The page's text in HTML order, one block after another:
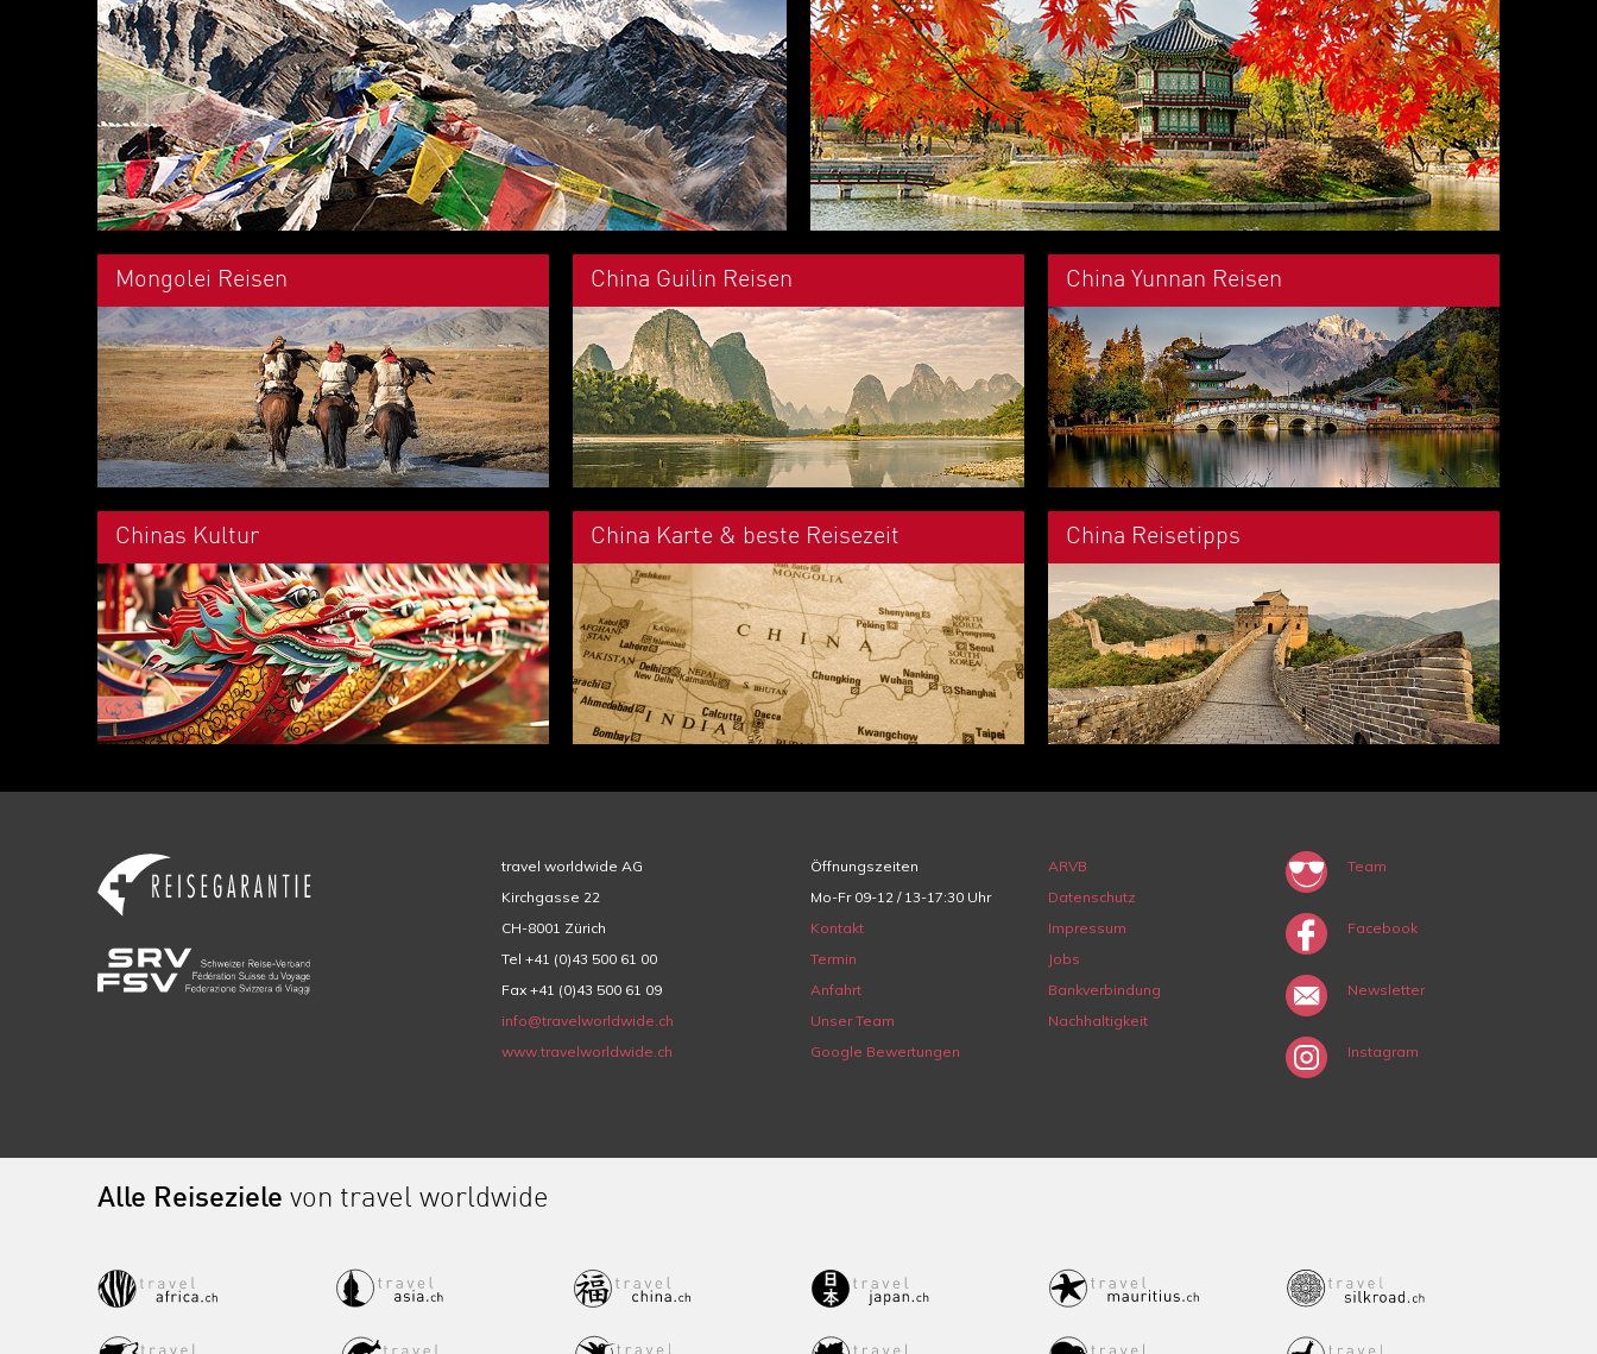
Mongolei Reisen China Guilin Reisen China Yunnan Reisen
Chinas Kultur China Karte & beste Reisezeit China Reisetipps
travel worldwide AG
Kirchgasse 22
CH-8001 Zürich
Tel +41 (0)43 500 61 00
Fax +41 (0)43 500 61 09
info@travelworldwide.ch
www.travelworldwide.ch
Öffnungszeiten
Mo-Fr 09-12 / 13-17:30 Uhr
Kontakt
Termin
Anfahrt
Unser Team
Google Bewertungen
ARVB
Datenschutz
Impressum
Jobs
Bankverbindung
Nachhaltigkeit
Team
Facebook
Newsletter
Instagram
Alle Reiseziele von travel worldwide